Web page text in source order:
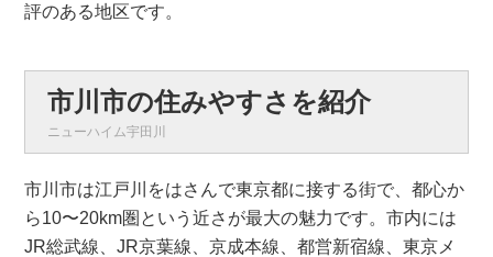
評のある地区です。
市川市の住みやすさを紹介
ニューハイム宇田川
市川市は江戸川をはさんで東京都に接する街で、都心か
ら10〜20km圏という近さが最大の魅力です。市内には
JR総武線、JR京葉線、京成本線、都営新宿線、東京メ